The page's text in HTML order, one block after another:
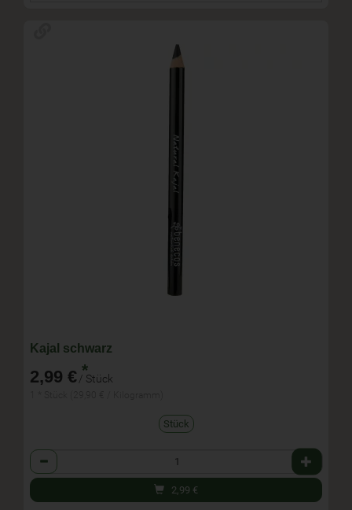
Kajal schwarz
2,99 € *
/ Stück
Stück
Anzahl
2,99 €